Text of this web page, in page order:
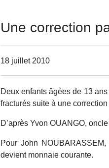
Une correction
18 juillet 2010
Deux enfants âgées de 13
fracturés suite à une
D’après Yvon OUANGO,
Pour John
devient monnaie courante.